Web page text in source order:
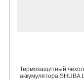
Термозащитный
аккумулятора SHUBA